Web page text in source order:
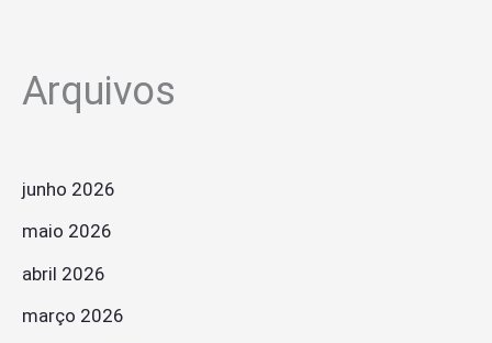
Arquivos
junho 2026
maio 2026
abril 2026
março 2026